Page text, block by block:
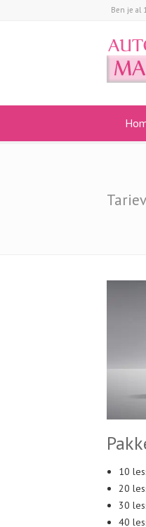
Ben je al
10
20
30
40